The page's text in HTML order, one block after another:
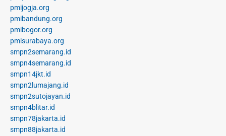
pmijogja.org
pmibandung.org
pmibogor.org
pmisurabaya.org
smpn2semarang.id
smpn4semarang.id
smpn14jkt.id
smpn2lumajang.id
smpn2sutojayan.id
smpn4blitar.id
smpn78jakarta.id
smpn88jakarta.id